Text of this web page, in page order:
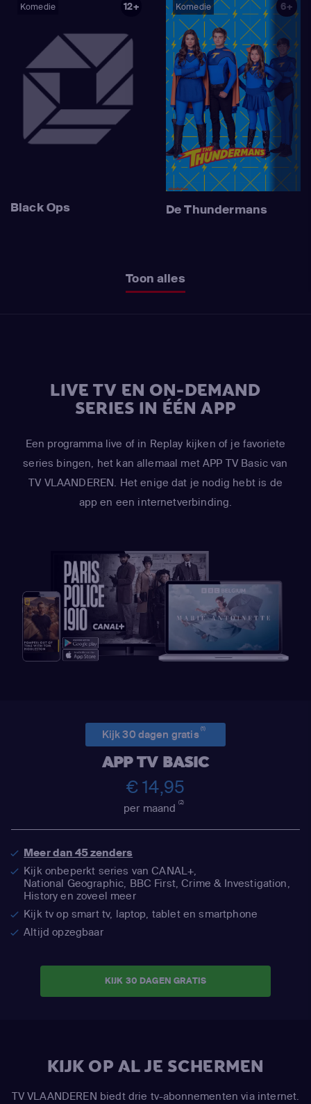
Komedie 12+
Black Ops
Komedie 6+
De Thundermans
Toon alles
LIVE TV EN ON-DEMAND
SERIES IN ÉÉN APP
Een programma live of in Replay kijken of je favoriete
series bingen, het kan allemaal met APP TV Basic van
TV VLAANDEREN. Het enige dat je nodig hebt is de
app en een internetverbinding.
Kijk 30 dagen gratis(1)
APP TV BASIC
€ 14,95
per maand(2)
Meer dan 45 zenders
Kijk onbeperkt series van CANAL+,
National Geographic, BBC First, Crime & Investigation,
History en zoveel meer
Kijk tv op smart tv, laptop, tablet en smartphone
Altijd opzegbaar
KIJK 30 DAGEN GRATIS
KIJK OP AL JE SCHERMEN
TV VLAANDEREN biedt drie tv-abonnementen via internet.